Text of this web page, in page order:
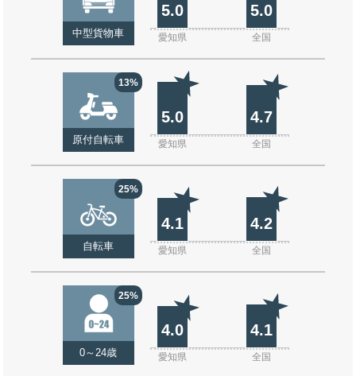
中型貨物車
5.0 5.0
愛知県 全国
13%
原付自転車
5.0 4.7
愛知県 全国
25%
自転車
4.1 4.2
愛知県 全国
25%
0～24歳
4.0 4.1
愛知県 全国